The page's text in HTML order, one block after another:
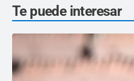
Te puede interesar